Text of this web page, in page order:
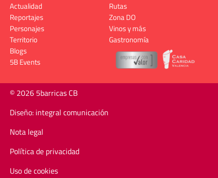
Actualidad
Reportajes
Personajes
Territorio
Rutas
Zona DO
Vinos y más
Gastronomía
Blogs
5B Events
© 2026 5barricas CB
Diseño: integral comunicación
Nota legal
Política de privacidad
Uso de cookies